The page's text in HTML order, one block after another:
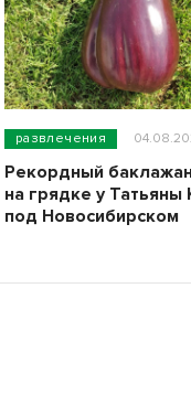
развлечения
Рекордный
на грядке у Татьяны
под Новосибирском